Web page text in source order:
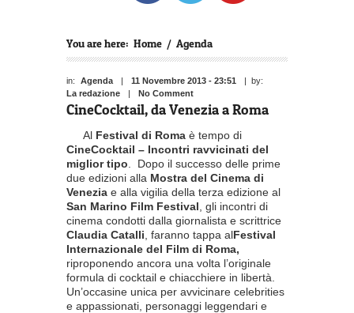
You are here: Home / Agenda
in: Agenda | 11 Novembre 2013 - 23:51
| by:
La redazione
| No Comment
CineCocktail, da Venezia a Roma
Al Festival di Roma è tempo di
CineCocktail – Incontri ravvicinati del
miglior tipo . Dopo il successo delle prime
due edizioni alla Mostra del Cinema di
Venezia e alla vigilia della terza edizione al
San Marino Film Festival , gli incontri di
cinema condotti dalla giornalista e scrittrice
Claudia Catalli , faranno tappa alFestival
Internazionale del Film di Roma,
riproponendo ancora una volta l’originale
formula di cocktail e chiacchiere in libertà.
Un’occasine unica per avvicinare celebrities
e appassionati, personaggi leggendari e